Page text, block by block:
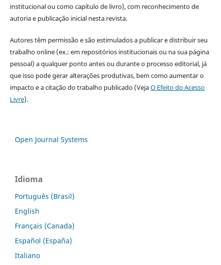
institucional ou como capítulo de livro), com reconhecimento de
autoria e publicação inicial nesta revista.
Autores têm permissão e são estimulados a publicar e distribuir seu
trabalho online (ex.: em repositórios institucionais ou na sua página
pessoal) a qualquer ponto antes ou durante o processo editorial, já
que isso pode gerar alterações produtivas, bem como aumentar o
impacto e a citação do trabalho publicado (VejaO Efeito do Acesso
Livre).
Open Journal Systems
Idioma
Português (Brasil)
English
Français (Canada)
Español (España)
Italiano